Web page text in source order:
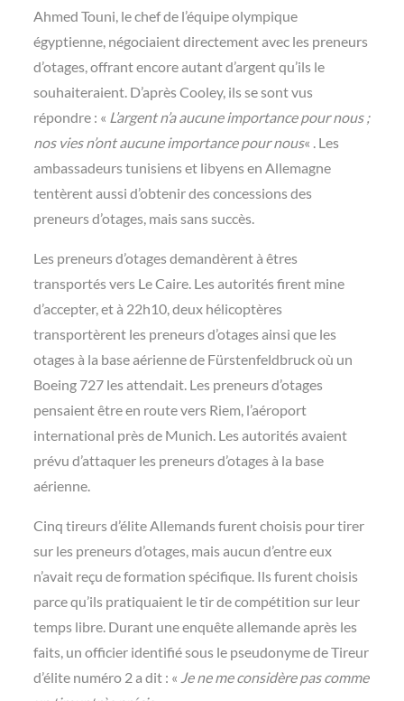
Ahmed Touni, le chef de l’équipe olympique
égyptienne, négociaient directement avec les preneurs
d’otages, offrant encore autant d’argent qu’ils le
souhaiteraient. D’après Cooley, ils se sont vus
répondre : « L’argent n’a aucune importance pour nous ;
nos vies n’ont aucune importance pour nous« . Les
ambassadeurs tunisiens et libyens en Allemagne
tentèrent aussi d’obtenir des concessions des
preneurs d’otages, mais sans succès.
Les preneurs d’otages demandèrent à êtres
transportés vers Le Caire. Les autorités firent mine
d’accepter, et à 22h10, deux hélicoptères
transportèrent les preneurs d’otages ainsi que les
otages à la base aérienne de Fürstenfeldbruck où un
Boeing 727 les attendait. Les preneurs d’otages
pensaient être en route vers Riem, l’aéroport
international près de Munich. Les autorités avaient
prévu d’attaquer les preneurs d’otages à la base
aérienne.
Cinq tireurs d’élite Allemands furent choisis pour tirer
sur les preneurs d’otages, mais aucun d’entre eux
n’avait reçu de formation spécifique. Ils furent choisis
parce qu’ils pratiquaient le tir de compétition sur leur
temps libre. Durant une enquête allemande après les
faits, un officier identifié sous le pseudonyme de Tireur
d’élite numéro 2 a dit : « Je ne me considère pas comme